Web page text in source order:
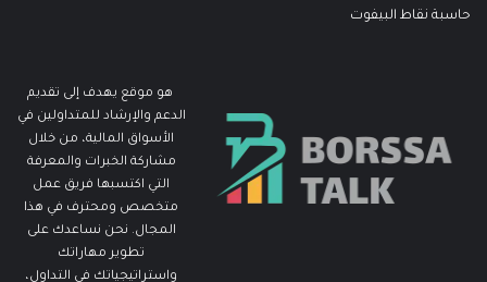
حاسبة نقاط البيفوت
هو موقع يهدف إلى تقديم
الدعم والإرشاد للمتداولين في
الأسواق المالية، من خلال
مشاركة الخبرات والمعرفة
التي اكتسبها فريق عمل
متخصص ومحترف في هذا
المجال. نحن نساعدك على
تطوير مهاراتك
واستراتيجياتك في التداول،